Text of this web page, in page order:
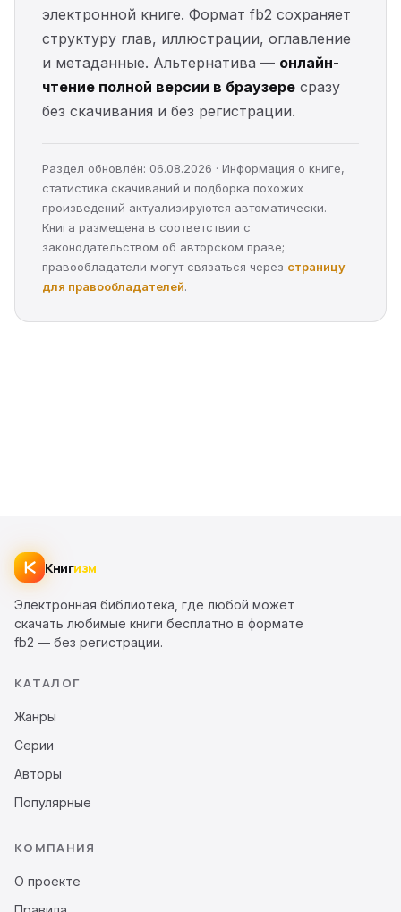
электронной книге. Формат fb2 сохраняет
структуру глав, иллюстрации, оглавление
и метаданные. Альтернатива — онлайн-
чтение полной версии в браузере сразу
без скачивания и без регистрации.
Раздел обновлён: 06.08.2026 · Информация о книге,
статистика скачиваний и подборка похожих
произведений актуализируются автоматически.
Книга размещена в соответствии с
законодательством об авторском праве;
правообладатели могут связаться через страницу
для правообладателей.
Книгизм
Электронная библиотека, где любой может
скачать любимые книги бесплатно в формате
fb2 — без регистрации.
КАТАЛОГ
Жанры
Серии
Авторы
Популярные
КОМПАНИЯ
О проекте